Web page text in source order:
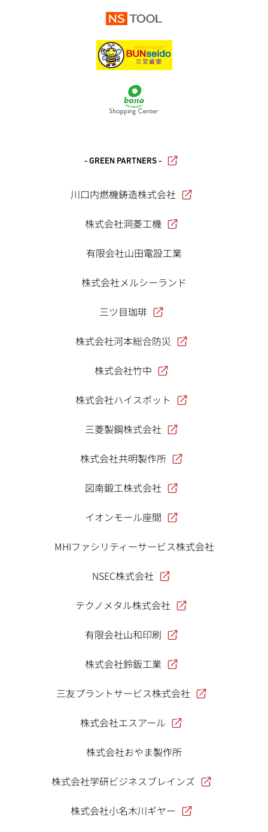
- GREEN PARTNERS -
川口内燃機鋳造株式会社
株式会社洞菱工機
有限会社山田電設工業
株式会社メルシーランド
三ツ目珈琲
株式会社河本総合防災
株式会社竹中
株式会社ハイスポット
三菱製鋼株式会社
株式会社共明製作所
図南鍛工株式会社
イオンモール座間
MHIファシリティーサービス株式会社
NSEC株式会社
テクノメタル株式会社
有限会社山和印刷
株式会社鈴鈑工業
三友プラントサービス株式会社
株式会社エスアール
株式会社おやま製作所
株式会社学研ビジネスブレインズ
株式会社小名木川ギヤー